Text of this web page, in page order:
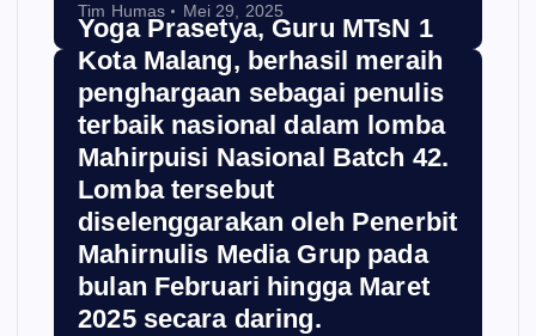
Tim Humas Mei 29, 2025
Yoga Prasetya, Guru MTsN 1
Kota Malang, berhasil meraih
penghargaan sebagai penulis
terbaik nasional dalam lomba
Mahirpuisi Nasional Batch 42.
Lomba tersebut
diselenggarakan oleh Penerbit
Mahirnulis Media Grup pada
bulan Februari hingga Maret
2025 secara daring.